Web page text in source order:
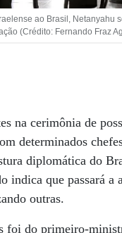
ao Brasil, Netanyahu
(Crédito: Fernando Fraz
na cerimônia de
determinados
diplomática do
indica que passará
outras.
foi do primeiro-